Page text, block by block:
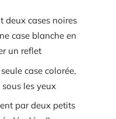
deux cases noires
case blanche en
un reflet
case colorée,
les yeux
par deux petits